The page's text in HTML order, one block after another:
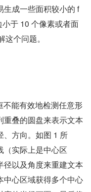
生成一些面积较小的 f
于 10 个像素或者面
个问题。
不能有效地检测任意形
叠的圆盘来表示文本
、方向。如图 1 所
（实际上是中心区
以及角度来重建文本
中心区域获得多个中心